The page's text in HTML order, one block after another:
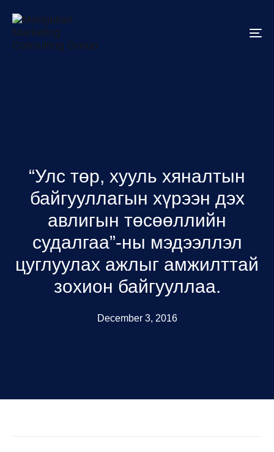
“Улс төр, хууль хяналтын
байгууллагын хүрээн дэх
авлигын төсөөллийн
судалгаа”-ны мэдээллэл
цуглуулах ажлыг амжилттай
зохион байгууллаа.
December 3, 2016